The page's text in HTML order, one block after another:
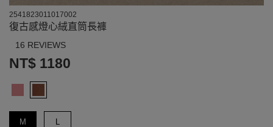
2541823011017002
復古感燈心絨直筒長褲
16 REVIEWS
NT$ 1180
M L